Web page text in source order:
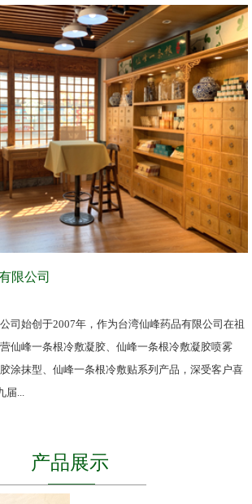
限公司
司始创于2007年，作为台湾仙峰药品有限公司在祖
仙峰一条根冷敷凝胶、仙峰一条根冷敷凝胶喷雾
涂抹型、仙峰一条根冷敷贴系列产品，深受客户喜
届...
产品展示